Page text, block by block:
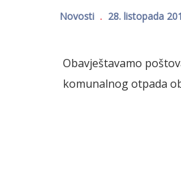
Novosti 28. listopada
Obavještavamo
komunalnog otpada